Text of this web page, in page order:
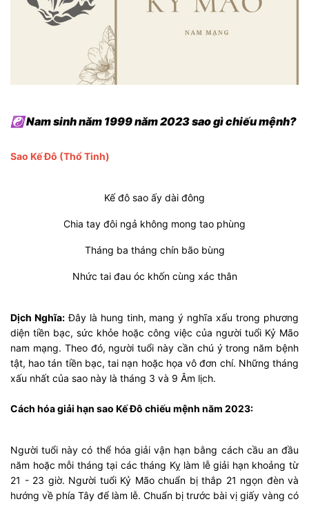
☯ Nam sinh năm 1999 năm 2023 sao gì chiếu mệnh?
Sao Kế Đô (Thổ Tinh)
Kế đô sao ấy dài đông
Chia tay đôi ngả không mong tao phùng
Tháng ba tháng chín bão bùng
Nhức tai đau óc khốn cùng xác thân
Dịch Nghĩa:Đây là hung tinh, mang ý nghĩa xấu trong phương
diện tiền bạc, sức khỏe hoặc công việc của người tuổi Kỷ Mão
nam mạng. Theo đó, người tuổi này cần chú ý trong năm bệnh
tật, hao tán tiền bạc, tai nạn hoặc họa vô đơn chí. Những tháng
xấu nhất của sao này là tháng 3 và 9 Âm lịch.
Cách hóa giải hạn sao Kế Đô chiếu mệnh năm 2023:
Người tuổi này có thể hóa giải vận hạn bằng cách cầu an đầu
năm hoặc mỗi tháng tại các tháng Kỵ làm lễ giải hạn khoảng từ
21 - 23 giờ. Người tuổi Kỷ Mão chuẩn bị thắp 21 ngọn đèn và
hướng về phía Tây để làm lễ. Chuẩn bị trước bài vị giấy vàng có